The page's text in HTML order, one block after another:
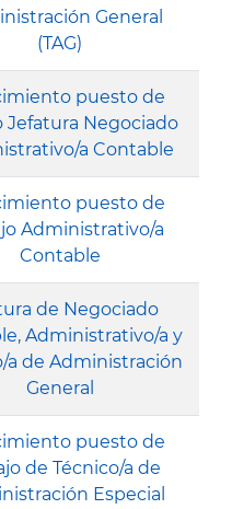
General
(TAG)
puesto de
Jefatura Negociado
a Contable
puesto de
Administrativo/a
Contable
de Negociado
Administrativo/a y
a de Administración
General
puesto de
de Técnico/a de
Especial